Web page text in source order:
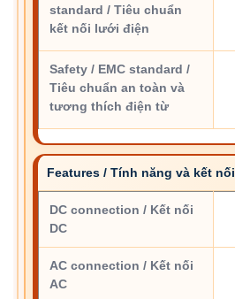
standard / Tiêu chuẩn
kết nối lưới điện
Safety / EMC standard /
Tiêu chuẩn an toàn và
tương thích điện từ
Features / Tính năng và kết nối
DC connection / Kết nối
DC
AC connection / Kết nối
AC